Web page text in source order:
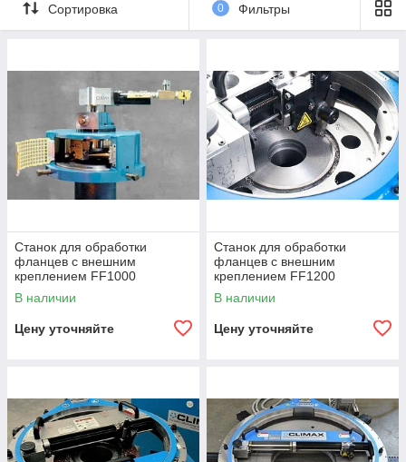
Сортировка 0 Фильтры
Станок для обработки
фланцев с внешним
креплением FF1000
В наличии
Цену уточняйте
Станок для обработки
фланцев с внешним
креплением FF1200
В наличии
Цену уточняйте